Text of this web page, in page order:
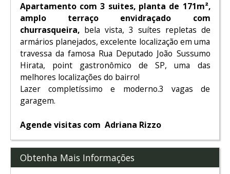
Apartamento com 3 suites, planta de 171m²,
amplo terraço envidraçado com
churrasqueira, bela vista, 3 suítes repletas de
armários planejados, excelente localização em uma
travessa da famosa Rua Deputado João Sussumo
Hirata, point gastronômico de SP, uma das
melhores localizações do bairro!
Lazer completíssimo e moderno.3 vagas de
garagem.
Agende visitas com Adriana Rizzo
Obtenha Mais Informações